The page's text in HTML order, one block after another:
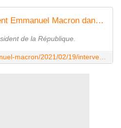
Intervention du Président Emmanuel Macron dans le cadre de l'édition spéciale de la Conférence sur la sécurité de Munich 2021.
de la République.